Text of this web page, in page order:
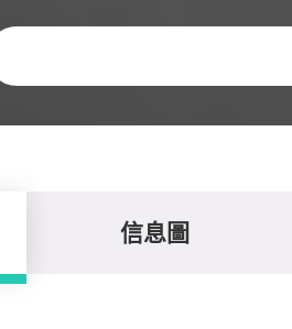
字
信息圖